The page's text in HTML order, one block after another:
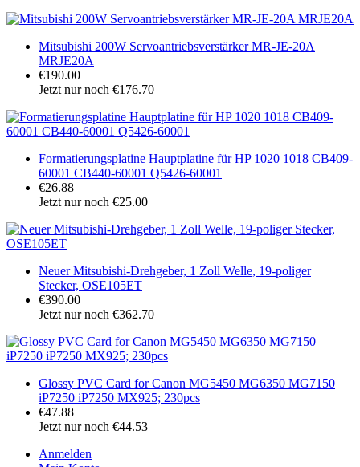
Mitsubishi 200W Servoantriebsverstärker MR-JE-20A
MRJE20A
€190.00
Jetzt nur noch €176.70
Formatierungsplatine Hauptplatine für HP 1020 1018 CB409-
60001 CB440-60001 Q5426-60001
€26.88
Jetzt nur noch €25.00
Neuer Mitsubishi-Drehgeber, 1 Zoll Welle, 19-poliger
Stecker, OSE105ET
€390.00
Jetzt nur noch €362.70
Glossy PVC Card for Canon MG5450 MG6350 MG7150
iP7250 iP7250 MX925; 230pcs
€47.88
Jetzt nur noch €44.53
Anmelden